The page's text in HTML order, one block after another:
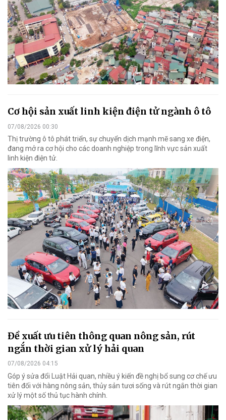
Cơ hội sản xuất linh kiện điện tử ngành ô tô
07/08/2026 00:30
Thị trường ô tô phát triển, sự chuyển dịch mạnh mẽ sang xe điện,
đang mở ra cơ hội cho các doanh nghiệp trong lĩnh vực sản xuất
linh kiện điện tử.
Đề xuất ưu tiên thông quan nông sản, rút
ngắn thời gian xử lý hải quan
07/08/2026 04:15
Góp ý sửa đổi Luật Hải quan, nhiều ý kiến đề nghị bổ sung cơ chế ưu
tiên đối với hàng nông sản, thủy sản tươi sống và rút ngắn thời gian
xử lý một số thủ tục hành chính.